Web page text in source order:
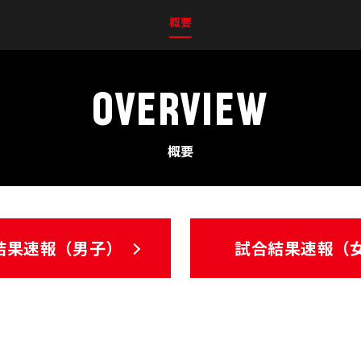
概要
OVERVIEW
概要
速報（男子） 試合結果速報（